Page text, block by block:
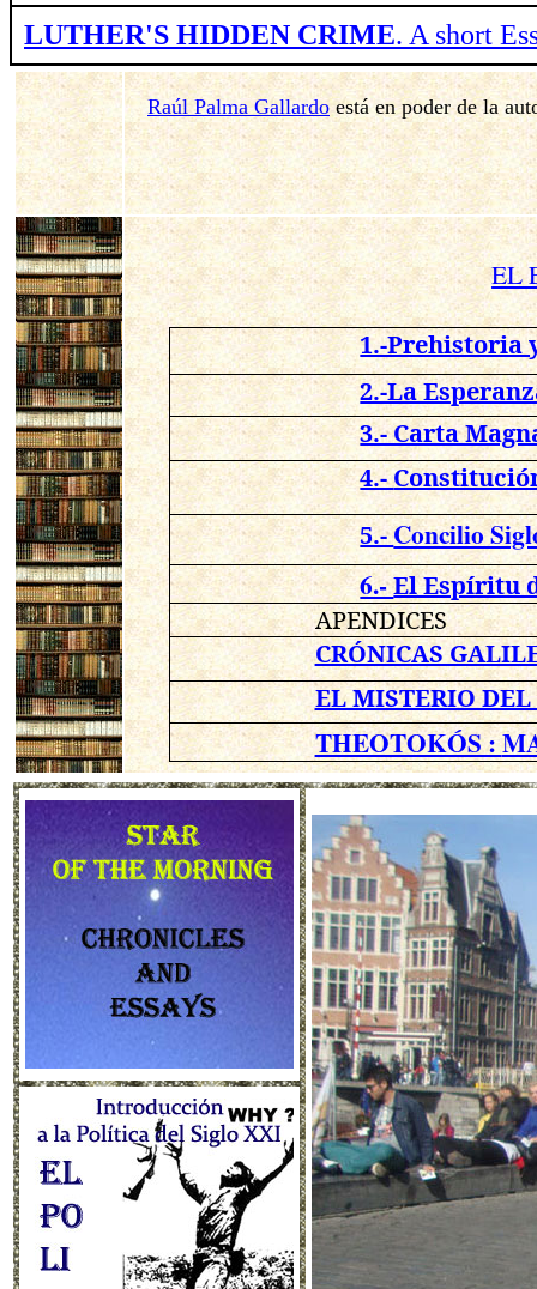
LUTHER'S HIDDEN CRIME. A short
Raúl Palma Gallardoestá en poder de la
EL
1.-Prehistoria
2.-La
3.- Carta
4.-
5.-Concilio
6.-El Espíritu
APENDICES
CRÓNICAS
EL MISTERIO DEL
THEOTOKÓS :